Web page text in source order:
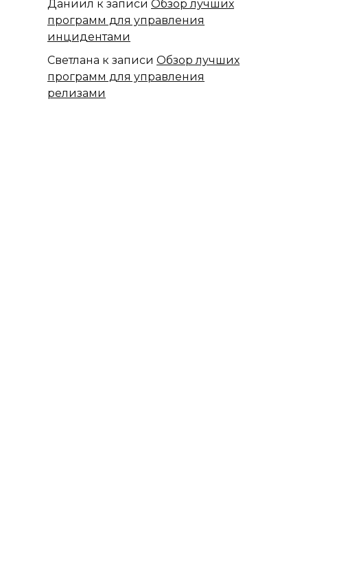
Даниил к записи Обзор лучших
программ для управления
инцидентами
Светлана к записи Обзор лучших
программ для управления
релизами